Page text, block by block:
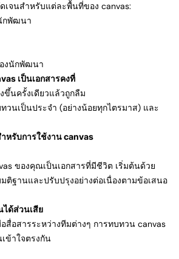
เจนสำหรับแต่ละพื้นที่ของ canvas:
กพัฒนา
งนักพัฒนา
เป็นเอกสารคงที่
ขึ้นครั้งเดียวแล้วถูกลืม
วนเป็นประจำ (อย่างน้อยทุกไตรมาส) และ
หรับการใช้งาน canvas
ของคุณเป็นเอกสารที่มีชีวิต เริ่มต้นด้วย
ติฐานและปรับปรุงอย่างต่อเนื่องตามข้อเสนอ
ด้ส่วนเสีย
สื่อสารระหว่างทีมต่างๆ การทบทวน canvas
ข้าใจตรงกัน